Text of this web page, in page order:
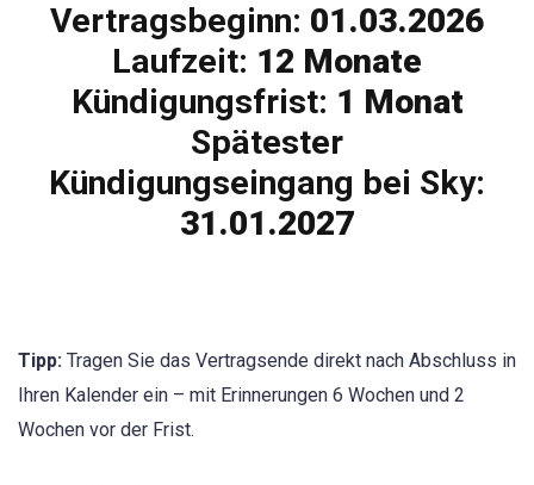
Vertragsbeginn: 01.03.2026
Laufzeit: 12 Monate
Kündigungsfrist: 1 Monat
Spätester
Kündigungseingang bei Sky:
31.01.2027
Tipp: Tragen Sie das Vertragsende direkt nach Abschluss in
Ihren Kalender ein – mit Erinnerungen 6 Wochen und 2
Wochen vor der Frist.